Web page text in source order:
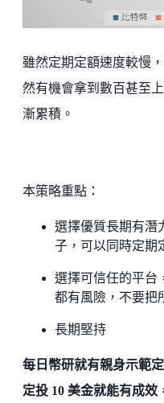
雖然定期定額速度較慢
然有機會拿到數百甚至
漸累積。
本策略重點：
選擇優質長期有潛
子，可以同時定期
選擇可信任的平台
都有風險，不要把
長期堅持
每日幣研就有親身示範
定投 10 美金就能有成